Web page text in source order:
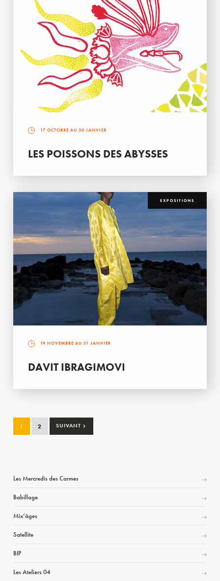
17 OCTOBRE AU 30 JANVIER
LES POISSONS DES ABYSSES
EXPOSITIONS
19 NOVEMBRE AU 31 JANVIER
DAVIT IBRAGIMOVI
1 2 SUIVANT ›
Les Mercredis des Carmes
Babillage
Mix’âges
Satellite
BIP
Les Ateliers 04